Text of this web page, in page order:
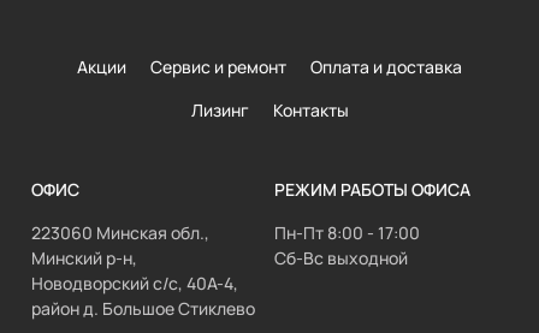
Акции Сервис и ремонт
Оплата и доставка
Лизинг
Контакты
ОФИС
223060 Минская обл.,
Минский р-н,
Новодворский с/с, 40А-4,
район д. Большое Стиклево
РЕЖИМ РАБОТЫ ОФИСА
Пн-Пт 8:00 - 17:00
Сб-Вс выходной